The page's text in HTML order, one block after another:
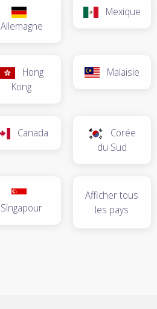
Allemagne
Mexique
Hong
Kong
Malaisie
Canada
Corée
du Sud
Singapour
Afficher tous
les pays